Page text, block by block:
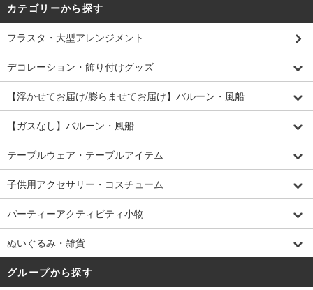
カテゴリーから探す
フラスタ・大型アレンジメント
デコレーション・飾り付けグッズ
【浮かせてお届け/膨らませてお届け】バルーン・風船
【ガスなし】バルーン・風船
テーブルウェア・テーブルアイテム
子供用アクセサリー・コスチューム
パーティーアクティビティ小物
ぬいぐるみ・雑貨
グループから探す